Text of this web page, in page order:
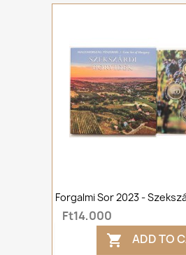
Forgalmi Sor 2023 -
Ft14,000
 ADD TO